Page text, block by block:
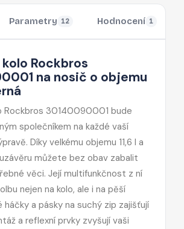
Parametry 12 Hodnocení 1
kolo Rockbros
na nosič o objemu
Rockbros 30140090001 bude
společníkem na každé vaší
Díky velkému objemu 11,6 l a
můžete bez obav zabalit
věci. Její multifunkčnost z ní
nejen na kolo, ale i na pěší
háčky a pásky na suchý zip zajišťují
a reflexní prvky zvyšují vaši